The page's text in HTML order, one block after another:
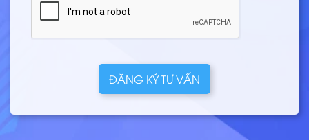
ĐĂNG KÝ TƯ VẤN